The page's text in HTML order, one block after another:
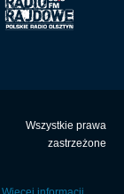
Wszystkie prawa
zastrzeżone